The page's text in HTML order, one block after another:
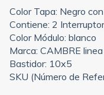
Color Tapa: Negro
Contiene: 2
Color Módulo: blanco
Marca: CAMBRE
Bastidor: 10x5
SKU (Número de